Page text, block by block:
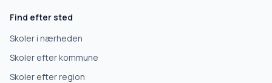
Erhvervsuddannelse
Find efter sted
Skoler i nærheden
Skoler efter kommune
Skoler efter region